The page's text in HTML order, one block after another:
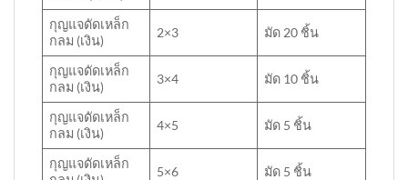
กุญแจดัดเหล็ก
กลม (เงิน)
2×3 มัด 20 ชิ้น
กุญแจดัดเหล็ก
กลม (เงิน)
3×4 มัด 10 ชิ้น
กุญแจดัดเหล็ก
กลม (เงิน)
4×5 มัด 5 ชิ้น
กุญแจดัดเหล็ก
5×6 มัด 5 ชิ้น